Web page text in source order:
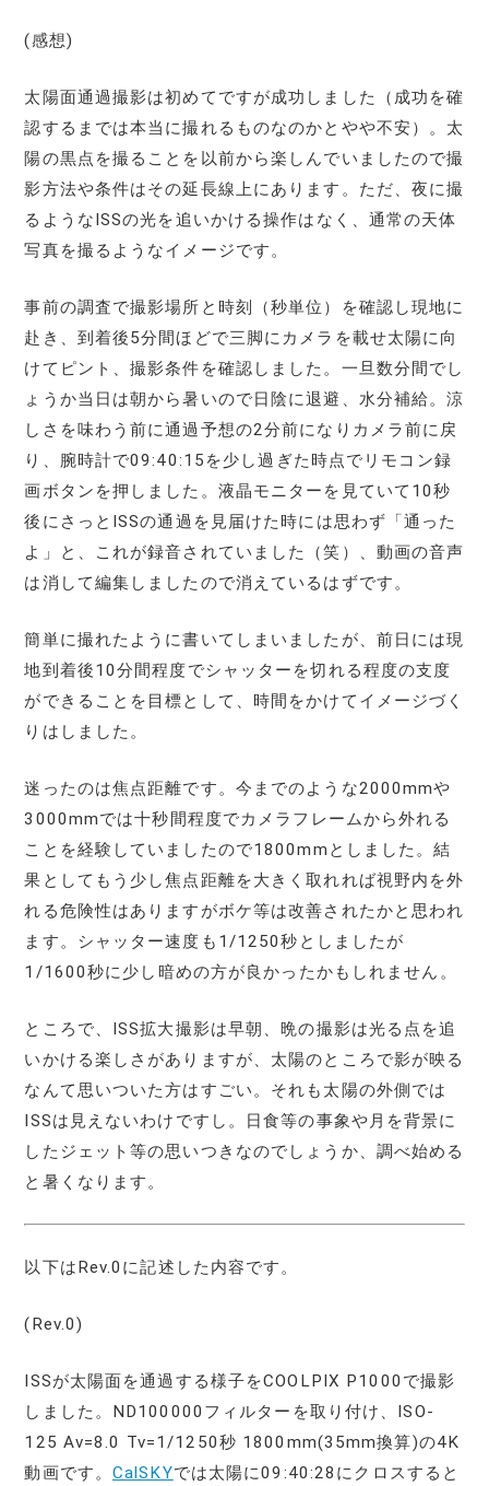
(感想)
太陽面通過撮影は初めてですが成功しました（成功を確
認するまでは本当に撮れるものなのかとやや不安）。太
陽の黒点を撮ることを以前から楽しんでいましたので撮
影方法や条件はその延長線上にあります。ただ、夜に撮
るようなISSの光を追いかける操作はなく、通常の天体
写真を撮るようなイメージです。
事前の調査で撮影場所と時刻（秒単位）を確認し現地に
赴き、到着後5分間ほどで三脚にカメラを載せ太陽に向
けてピント、撮影条件を確認しました。一旦数分間でし
ょうか当日は朝から暑いので日陰に退避、水分補給。涼
しさを味わう前に通過予想の2分前になりカメラ前に戻
り、腕時計で09:40:15を少し過ぎた時点でリモコン録
画ボタンを押しました。液晶モニターを見ていて10秒
後にさっとISSの通過を見届けた時には思わず「通った
よ」と、これが録音されていました（笑）、動画の音声
は消して編集しましたので消えているはずです。
簡単に撮れたように書いてしまいましたが、前日には現
地到着後10分間程度でシャッターを切れる程度の支度
ができることを目標として、時間をかけてイメージづく
りはしました。
迷ったのは焦点距離です。今までのような2000mmや
3000mmでは十秒間程度でカメラフレームから外れる
ことを経験していましたので1800mmとしました。結
果としてもう少し焦点距離を大きく取れれば視野内を外
れる危険性はありますがボケ等は改善されたかと思われ
ます。シャッター速度も1/1250秒としましたが
1/1600秒に少し暗めの方が良かったかもしれません。
ところで、ISS拡大撮影は早朝、晩の撮影は光る点を追
いかける楽しさがありますが、太陽のところで影が映る
なんて思いついた方はすごい。それも太陽の外側では
ISSは見えないわけですし。日食等の事象や月を背景に
したジェット等の思いつきなのでしょうか、調べ始める
と暑くなります。
以下はRev.0に記述した内容です。
(Rev.0)
ISSが太陽面を通過する様子をCOOLPIX P1000で撮影
しました。ND100000フィルターを取り付け、ISO-
125 Av=8.0 Tv=1/1250秒 1800mm(35mm換算)の4K
動画です。CalSKYでは太陽に09:40:28にクロスすると